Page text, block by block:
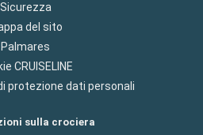
Sicurezza
del sito
Palmares
CRUISELINE
protezione dati personali
sulla crociera